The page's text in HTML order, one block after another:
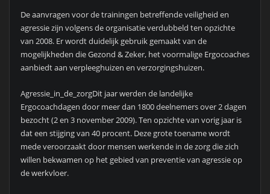
De aanvragen voor de trainingen betreffende veiligheid en
agressie zijn volgens de organisatie verdubbeld ten opzichte
van 2008. Er wordt duidelijk gebruik gemaakt van de
mogelijkheden die Gezond & Zeker, het voormalige Ergocoaches
aanbiedt aan verpleeghuizen en verzorgingshuizen.
Agressie_in_de_zorgDit jaar werden de landelijke
Ergocoachdagen door meer dan 1800 deelnemers over 2 dagen
bezocht (2 en 3 november 2009). Ten opzichte van vorig jaar is
dat een stijging van 40 procent. Deze grote toename wordt
mede veroorzaakt door mensen werkende in de zorg die zich
willen bekwamen op het gebied van preventie van agressie op
de werkvloer.